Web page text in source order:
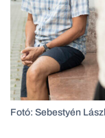
Fotó: Sebestyén